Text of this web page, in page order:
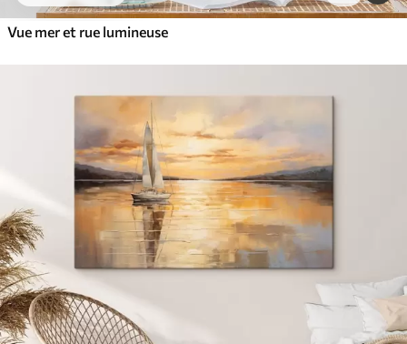
Vue mer et rue lumineuse